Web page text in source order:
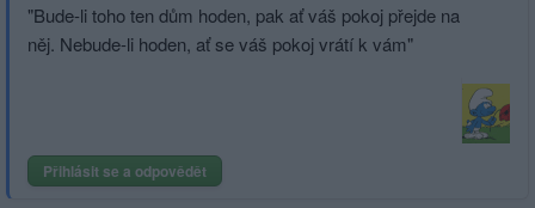
"Bude-li toho ten dům hoden, pak ať váš pokoj přejde na
něj. Nebude-li hoden, ať se váš pokoj vrátí k vám"
Přihlásit se a odpovědět